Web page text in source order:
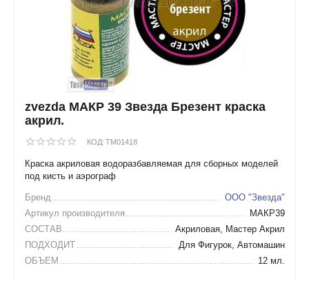
zvezda МАКР 39 Звезда Брезент краска
акрил.
КОД: TM01418
Краска акриловая водоразбавляемая для сборных моделей
под кисть и аэрограф
Бренд
ООО "Звезда"
Артикул производителя
МАКР39
СОСТАВ
Акриловая, Мастер Акрил
ПОДХОДИТ
Для Фигурок, Автомашин
ОБЪЕМ
12 мл.